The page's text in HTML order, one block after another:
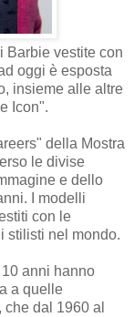
Barbie vestite con
oggi è esposta
insieme alle altre
Icon".
della Mostra
le divise
e dello
I modelli
con le
stilisti nel mondo.
anni hanno
a quelle
dal 1960 al